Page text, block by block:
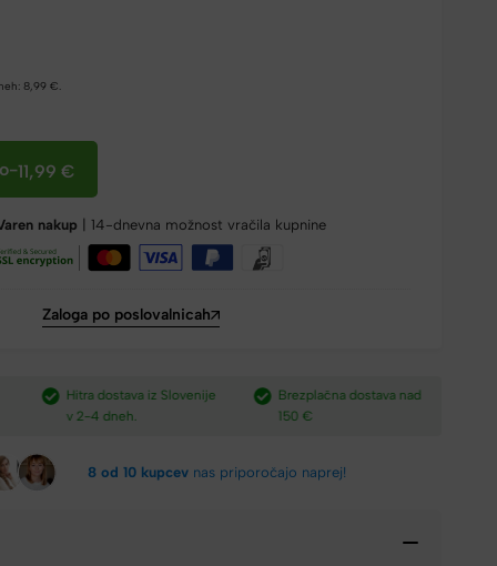
8,99€.
-11,99€
nakup | 14-dnevna možnost vračila kupnine
Zaloga po poslovalnicah
Brezplačna dostava nad
150 €​
Plačilo po povzetju,
preko paypal-a in kartic.​
8 od 10 kupcevnas priporočajo naprej!